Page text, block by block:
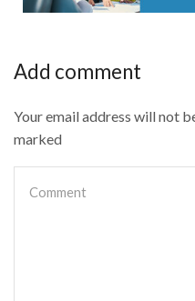
Add comment
Your email address will not
marked